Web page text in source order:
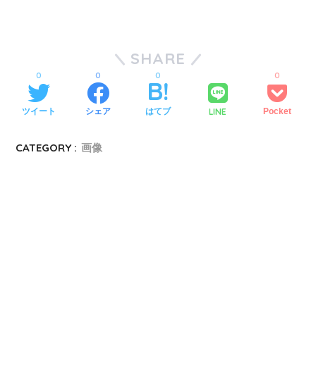
SHARE
ツイート
0
シェア
0
はてブ
0
LINE Pocket
0
CATEGORY : 画像